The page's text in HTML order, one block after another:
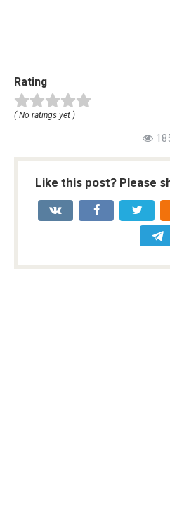
Rating
( No ratings yet )
Like this post? Please